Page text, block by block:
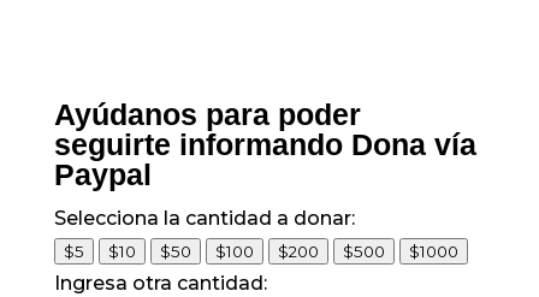
Ayúdanos para poder
seguirte informando Dona vía
Paypal
Selecciona la cantidad a donar:
$5 $10 $50 $100 $200 $500 $1000
Ingresa otra cantidad: